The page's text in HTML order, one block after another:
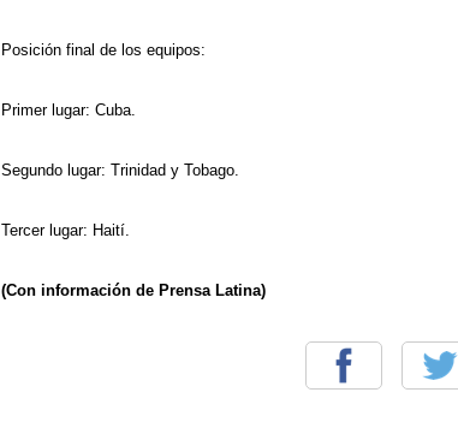
Posición final de los equipos:
Primer lugar: Cuba.
Segundo lugar: Trinidad y Tobago.
Tercer lugar: Haití.
(Con información de Prensa Latina)